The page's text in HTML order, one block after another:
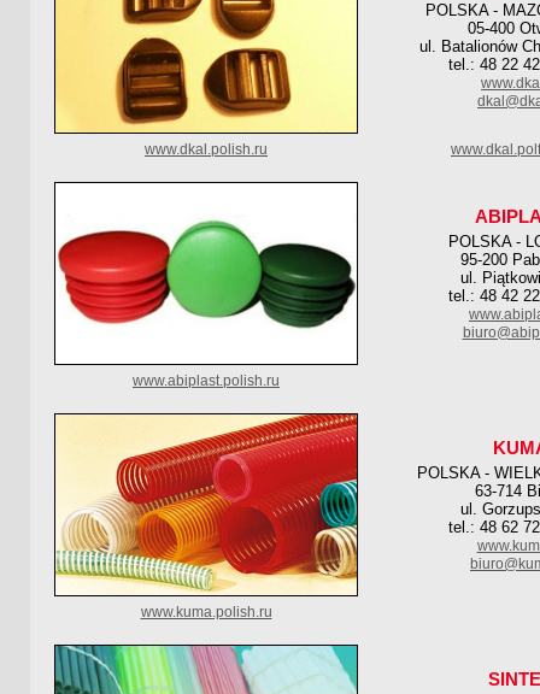
POLSKA -
05-400
ul. Batalionów
tel.: 48 22
www.dkal.polish.ru
POLSKA -
95-200
ul.
tel.: 48 42
www.abiplast.polish.ru
POLSKA -
63-714
ul.
tel.: 48 62
www.kuma.polish.ru